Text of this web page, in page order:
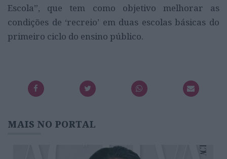
Escola”, que tem como objetivo melhorar as
condições de ‘recreio’ em duas escolas básicas do
primeiro ciclo do ensino público.
MAIS NO PORTAL